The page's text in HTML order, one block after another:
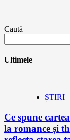
Caută
Ultimele
ȘTIRI
Ce spune
la romance și